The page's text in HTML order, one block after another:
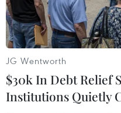
JG Wentworth
$30k In Debt Relief
Institutions Quietly